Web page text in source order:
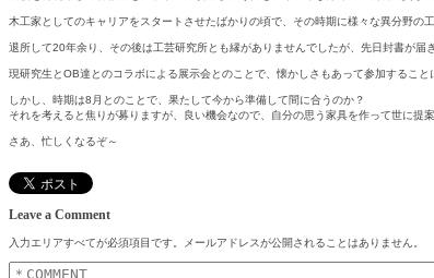
木工家としてのキャリアをスタートさせたばかりの頃で、その時期に様々な異分野の
退所して20年余り、その後は工芸研究所とも縁がありませんでしたが、先日封書が届
現研究生とOB達とのコラボによる展示会とのことで、懐かしさもあって参加すること
しかし、時期は8月とのことで、果たして今から準備して間に合うのか？
それを考えると焦りが募りますが、良い機会なので、自分の思う家具を作って世に提
さあ、忙しくなるぞ～
Leave a Comment
入力エリアすべてが必須項目です。メールアドレスが公開されることはありません。